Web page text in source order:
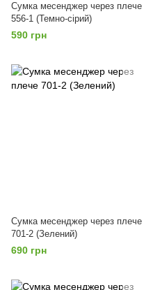
Сумка месенджер через плече
556-1 (Темно-сірий)
590 грн
Сумка месенджер через плече
701-2 (Зелений)
690 грн